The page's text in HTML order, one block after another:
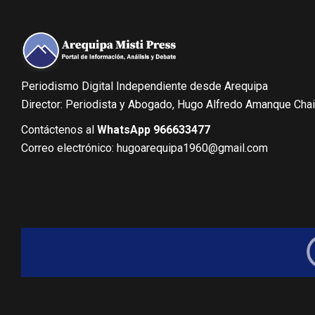
Periodismo Digital Independiente desde Arequipa
Director: Periodista y Abogado, Hugo Alfredo Amanque
Contáctenos al WhatsApp 966633477
Correo electrónico: hugoarequipa1960@gmail.com